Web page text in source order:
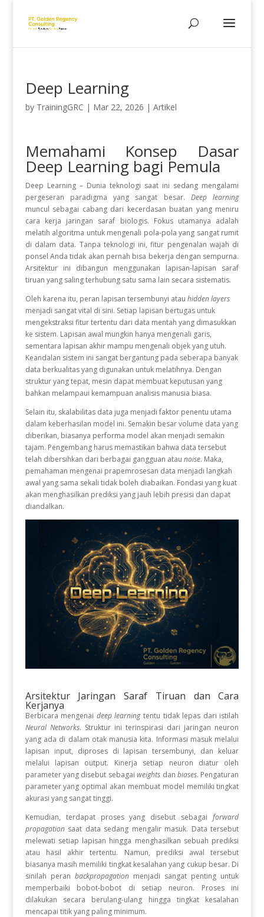
Deep Learning
by TrainingGRC | Mar 22, 2026 | Artikel
Memahami Konsep Dasar
Deep Learning bagi Pemula
Deep Learning – Dunia teknologi saat ini sedang mengalami
pergeseran paradigma yang sangat besar.Deep learning
muncul sebagai cabang dari kecerdasan buatan yang meniru
cara kerja jaringan saraf biologis. Fokus utamanya adalah
melatih algoritma untuk mengenali pola-pola yang sangat rumit
di dalam data. Tanpa teknologi ini, fitur pengenalan wajah di
ponsel Anda tidak akan pernah bisa bekerja dengan sempurna.
Arsitektur ini dibangun menggunakan lapisan-lapisan saraf
tiruan yang saling terhubung satu sama lain secara sistematis.
Oleh karena itu, peran lapisan tersembunyi atau hidden layers
menjadi sangat vital di sini. Setiap lapisan bertugas untuk
mengekstraksi fitur tertentu dari data mentah yang dimasukkan
ke sistem. Lapisan awal mungkin hanya mengenali garis,
sementara lapisan akhir mampu mengenali objek yang utuh.
Keandalan sistem ini sangat bergantung pada seberapa banyak
data berkualitas yang digunakan untuk melatihnya. Dengan
struktur yang tepat, mesin dapat membuat keputusan yang
bahkan melampaui kemampuan analisis manusia biasa.
Selain itu, skalabilitas data juga menjadi faktor penentu utama
dalam keberhasilan model ini. Semakin besar volume data yang
diberikan, biasanya performa model akan menjadi semakin
tajam. Pengembang harus memastikan bahwa data tersebut
telah dibersihkan dari berbagai gangguan atau noise. Maka,
pemahaman mengenai prapemrosesan data menjadi langkah
awal yang sama sekali tidak boleh diabaikan. Fondasi yang kuat
akan menghasilkan prediksi yang jauh lebih presisi dan dapat
diandalkan.
Arsitektur Jaringan Saraf Tiruan dan Cara
Kerjanya
Berbicara mengenai deep learningtentu tidak lepas dari istilah
Neural Networks. Struktur ini terinspirasi dari jaringan neuron
yang ada di dalam otak manusia kita. Informasi masuk melalui
lapisan input, diproses di lapisan tersembunyi, dan keluar
melalui lapisan output. Kinerja setiap neuron diatur oleh
parameter yang disebut sebagaiweights danbiases. Pengaturan
parameter yang optimal akan membuat model memiliki tingkat
akurasi yang sangat tinggi.
Kemudian, terdapat proses yang disebut sebagaiforward
propagationsaat data sedang mengalir masuk. Data tersebut
melewati setiap lapisan hingga menghasilkan sebuah prediksi
atau hasil akhir tertentu. Namun, prediksi awal tersebut
biasanya masih memiliki tingkat kesalahan yang cukup besar. Di
sinilah peran backpropagationmenjadi sangat penting untuk
memperbaiki bobot-bobot di setiap neuron. Proses ini
dilakukan secara berulang-ulang hingga tingkat kesalahan
mencapai titik yang paling minimum.